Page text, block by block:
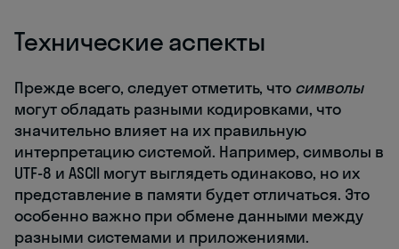
Технические аспекты
Прежде всего, следует отметить, что символы
могут обладать разными кодировками, что
значительно влияет на их правильную
интерпретацию системой. Например, символы в
UTF-8 и ASCII могут выглядеть одинаково, но их
представление в памяти будет отличаться. Это
особенно важно при обмене данными между
разными системами и приложениями.